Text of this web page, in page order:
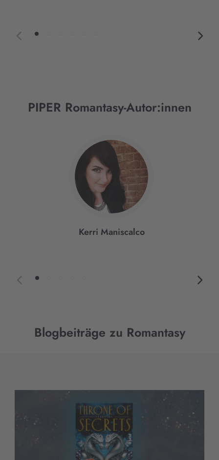
PIPER Romantasy-Autor:innen
Kerri Maniscalco
Blogbeiträge zu Romantasy